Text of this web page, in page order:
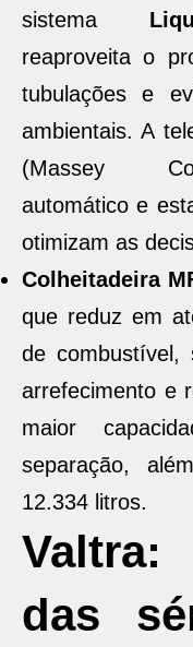
sistema
reaproveita o
tubulações e
ambientais. A
(Massey
automático e
otimizam as
Colheitadeira
que reduz em
de combustível,
arrefecimento e
maior
separação,
12.334 litros.
Valtra:
das